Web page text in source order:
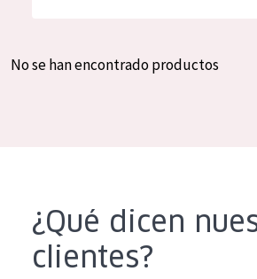
Crema de día
Crema de noche
Spanish
No se han encontrado productos
¿Qué dicen
clientes?